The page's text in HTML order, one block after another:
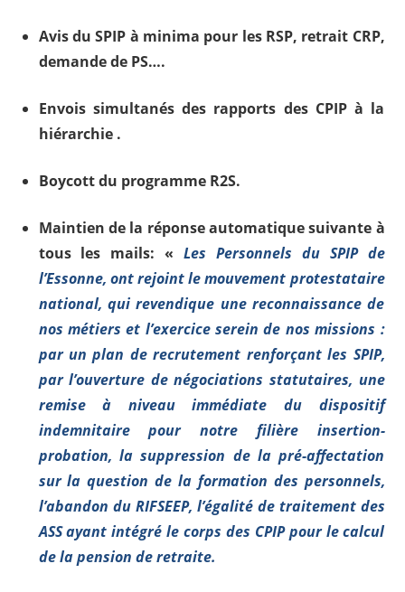
Avis du SPIP à minima pour les RSP, retrait CRP,
demande de PS….
Envois simultanés des rapports des CPIP à la
hiérarchie .
Boycott du programme R2S.
Maintien de la réponse automatique suivante à
tous les mails: « Les Personnels du SPIP de
l’Essonne, ont rejoint le mouvement protestataire
national, qui revendique une reconnaissance de
nos métiers et l’exercice serein de nos missions :
par un plan de recrutement renforçant les SPIP,
par l’ouverture de négociations statutaires, une
remise à niveau immédiate du dispositif
indemnitaire pour notre filière insertion-
probation, la suppression de la pré-affectation
sur la question de la formation des personnels,
l’abandon du RIFSEEP, l’égalité de traitement des
ASS ayant intégré le corps des CPIP pour le calcul
de la pension de retraite.